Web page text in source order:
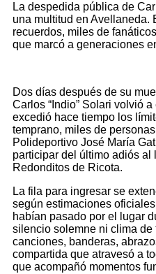
La despedida pública de
una multitud en Avellaneda.
recuerdos, miles de
que marcó a generaciones
Dos días después de su
Carlos “Indio” Solari volvió
excedió hace tiempo los
temprano, miles de
Polideportivo José María
participar del último adiós
Redonditos de Ricota.
La fila para ingresar se
según estimaciones
habían pasado por el lugar
silencio solemne ni clima
canciones, banderas,
compartida que atravesó a
que acompañó momentos